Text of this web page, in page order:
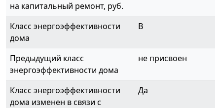
на капитальный ремонт, руб.
Класс энергоэффективности
дома
B
Предыдущий класс
энергоэффективности дома
не присвоен
Класс энергоэффективности
дома изменен в связи с
Да